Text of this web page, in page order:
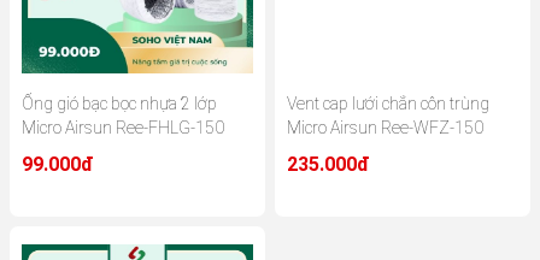
Ống gió bạc bọc nhựa 2 lớp
Micro Airsun Ree-FHLG-150
99.000đ
Vent cap lưới chắn côn trùng
Micro Airsun Ree-WFZ-150
235.000đ